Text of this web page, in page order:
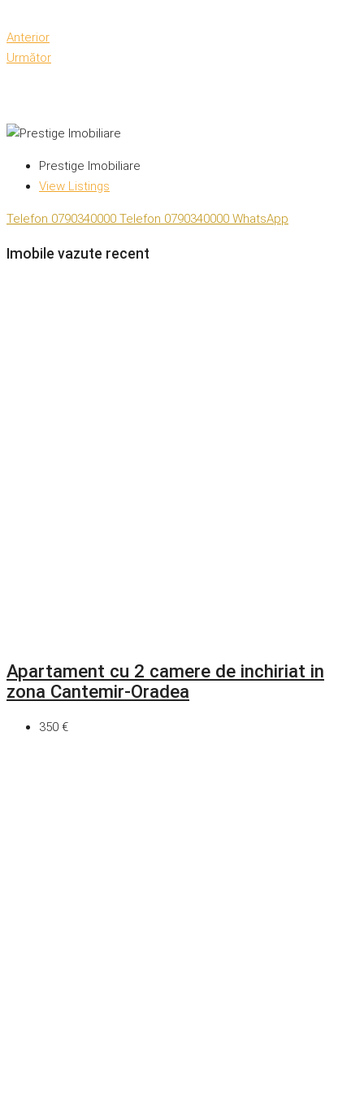
Anterior
Următor
Prestige Imobiliare
View Listings
Telefon 0790340000 Telefon 0790340000 WhatsApp
Imobile vazute recent
Apartament cu 2 camere de inchiriat in
zona Cantemir-Oradea
350 €